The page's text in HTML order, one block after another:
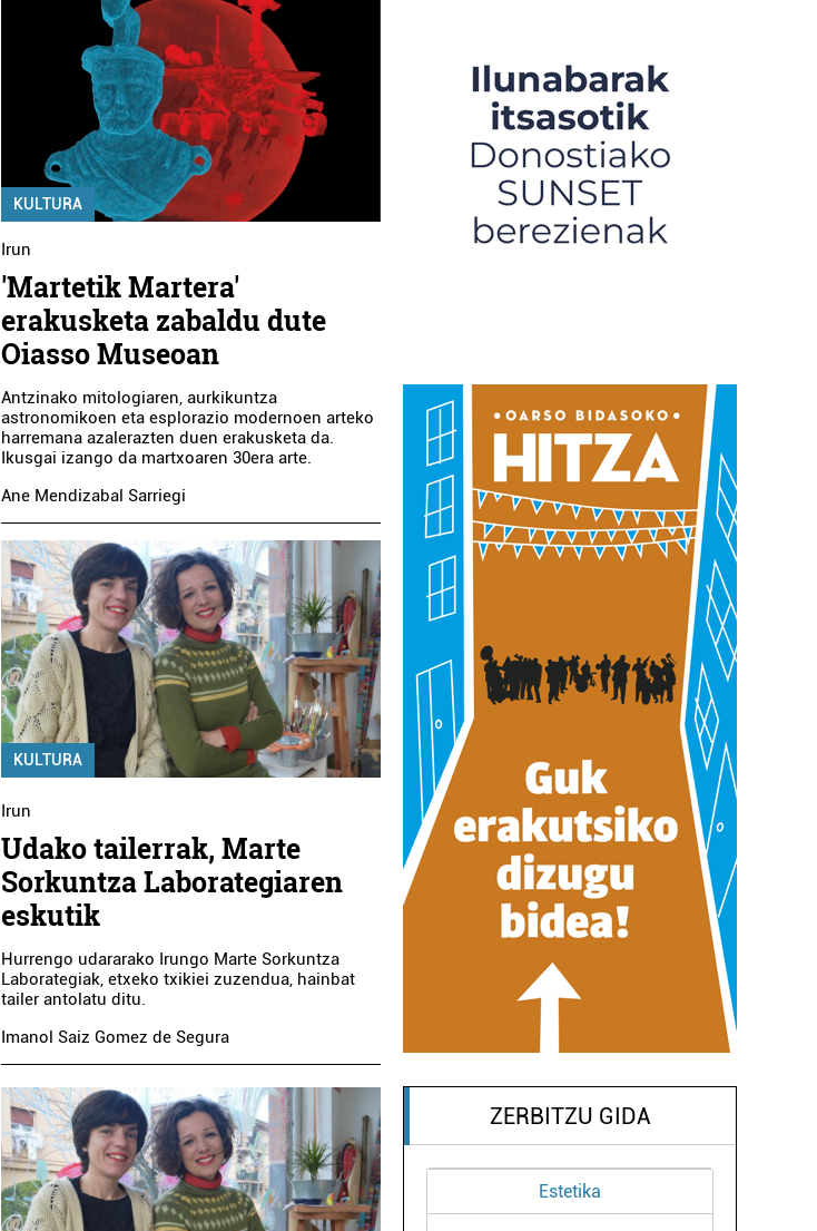
KULTURA
Irun
'Martetik Martera'
erakusketa zabaldu dute
Oiasso Museoan
Antzinako mitologiaren, aurkikuntza
astronomikoen eta esplorazio modernoen arteko
harremana azalerazten duen erakusketa da.
Ikusgai izango da martxoaren 30era arte.
Ane Mendizabal Sarriegi
KULTURA
Irun
Udako tailerrak, Marte
Sorkuntza Laborategiaren
eskutik
Hurrengo udararako Irungo Marte Sorkuntza
Laborategiak, etxeko txikiei zuzendua, hainbat
tailer antolatu ditu.
Imanol Saiz Gomez de Segura
ZERBITZU GIDA
Estetika Ostalaritza